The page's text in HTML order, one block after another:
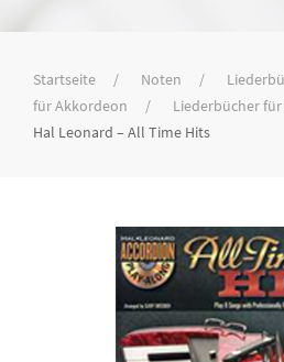
Startseite Noten
für Akkordeon
Liederbücher
Hal Leonard – All Time Hits